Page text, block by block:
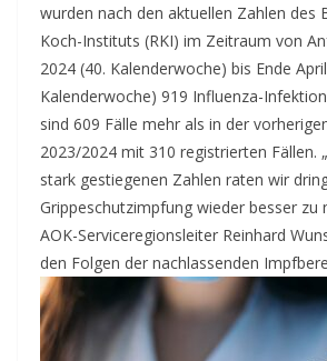
wurden nach den aktuellen Zahlen des
Koch-Instituts (RKI) im Zeitraum von
2024 (40. Kalenderwoche) bis Ende
Kalenderwoche) 919 Influenza-
sind 609 Fälle mehr als in der
2023/2024 mit 310 registrierten Fällen.
stark gestiegenen Zahlen raten wir
Grippeschutzimpfung wieder besser zu
AOK-Serviceregionsleiter Reinhard
den Folgen der nachlassenden